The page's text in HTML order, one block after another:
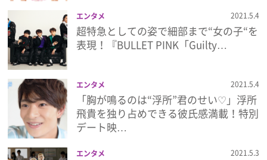
Emoメン
ランキング
Emo!miuとは？
免責事項
プライバシーポリシー
エンタメ 2021.5.4
超特急としての姿で細部まで“女の子“を
表現！『BULLET PINK「Guilty…
エンタメ 2021.5.4
「胸が鳴るのは“浮所”君のせい♡」浮所
飛貴を独り占めできる彼氏感満載！特別
デート映…
エンタメ 2021.5.3